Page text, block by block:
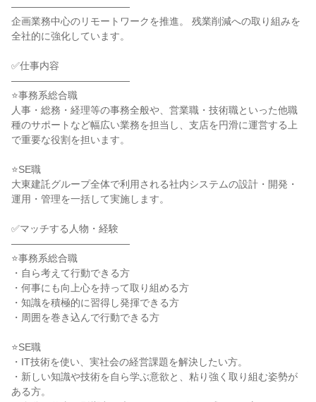
――――――――――――
企画業務中心のリモートワークを推進。 残業削減への取り組みを
全社的に強化しています。
✅仕事内容
――――――――――――
⭐事務系総合職
人事・総務・経理等の事務全般や、営業職・技術職といった他職
種のサポートなど幅広い業務を担当し、支店を円滑に運営する上
で重要な役割を担います。
⭐SE職
大東建託グループ全体で利用される社内システムの設計・開発・
運用・管理を一括して実施します。
✅マッチする人物・経験
――――――――――――
⭐事務系総合職
・自ら考えて行動できる方
・何事にも向上心を持って取り組める方
・知識を積極的に習得し発揮できる方
・周囲を巻き込んで行動できる方
⭐SE職
・IT技術を使い、実社会の経営課題を解決したい方。
・新しい知識や技術を自ら学ぶ意欲と、粘り強く取り組む姿勢が
ある方。